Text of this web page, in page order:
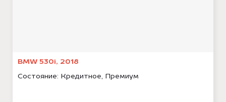
BMW 530i, 2018
Состояние: Кредитное, Премиум